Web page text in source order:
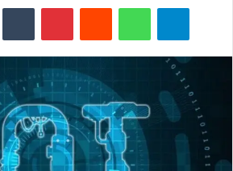
Tumblr PinterestReddit WhatsApp